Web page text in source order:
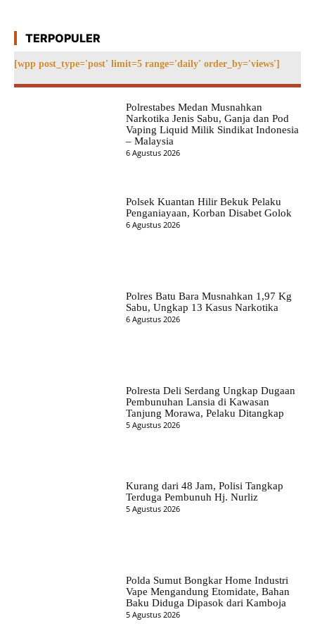
TERPOPULER
[wpp post_type='post' limit=5 range='daily' order_by='views']
Polrestabes Medan Musnahkan
Narkotika Jenis Sabu, Ganja dan Pod
Vaping Liquid Milik Sindikat Indonesia
– Malaysia
6 Agustus 2026
Polsek Kuantan Hilir Bekuk Pelaku
Penganiayaan, Korban Disabet Golok
6 Agustus 2026
Polres Batu Bara Musnahkan 1,97 Kg
Sabu, Ungkap 13 Kasus Narkotika
6 Agustus 2026
Polresta Deli Serdang Ungkap Dugaan
Pembunuhan Lansia di Kawasan
Tanjung Morawa, Pelaku Ditangkap
5 Agustus 2026
Kurang dari 48 Jam, Polisi Tangkap
Terduga Pembunuh Hj. Nurliz
5 Agustus 2026
Polda Sumut Bongkar Home Industri
Vape Mengandung Etomidate, Bahan
Baku Diduga Dipasok dari Kamboja
5 Agustus 2026